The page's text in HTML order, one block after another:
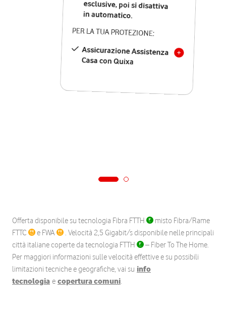
in automatico.
PER LA TUA PROTEZIONE:
Assicurazione Assistenza
Casa con Quixa
Offerta disponibile su tecnologia Fibra FTTH
misto Fibra/Rame
FTTC
e FWA
. Velocità 2,5 Gigabit/s disponibile nelle principali
città italiane coperte da tecnologia FTTH
– Fiber To The Home.
Per maggiori informazioni sulle velocità effettive e su possibili
limitazioni tecniche e geografiche, vai su info
tecnologia e copertura comuni.